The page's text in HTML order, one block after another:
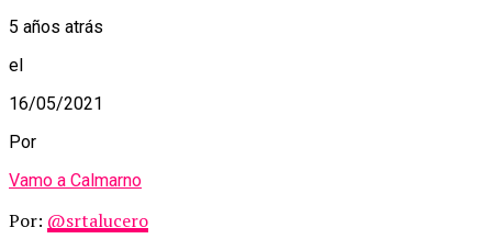
5 años atrás
el
16/05/2021
Por
Vamo a Calmarno
Por: @srtalucero